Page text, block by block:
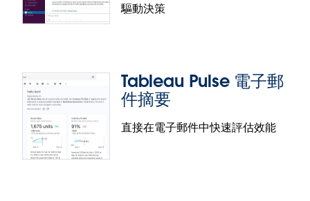
Tableau Pulse 建議的指標
選取視覺效果，接收量身打造的 Pulse 指標建議。接
著即可使用 Pulse 使用者介面，根據建議編輯、調整
及正式建立 Pulse 指標定義。這項功能可讓您找出有
價值的指標，並提供自訂與完成 Pulse 指標所需的靈
活彈性。
驅動決策
Tableau Pulse Slack 摘要
Tableau Pulse 電子郵
件摘要
直接在電子郵件中快速評估效能